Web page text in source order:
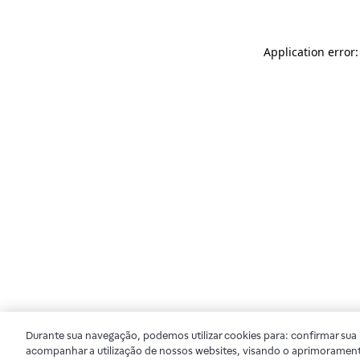
Application
Durante sua navegação, podemos utilizar cookies para: confirmar
acompanhar a utilização de nossos websites, visando o